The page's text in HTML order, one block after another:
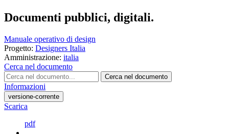
Documenti pubblici, digitali.
Manuale operativo di design
Progetto: Designers Italia
Amministrazione: italia
Cerca nel documento
Cerca nel documento
Informazioni
versione-corrente
Scarica
pdf